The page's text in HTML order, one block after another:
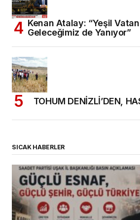
Kenan Atalay: “Yeşil
Geleceğimiz de Yanıyor”
TOHUM DENİZLİ’DEN,
SICAK HABERLER